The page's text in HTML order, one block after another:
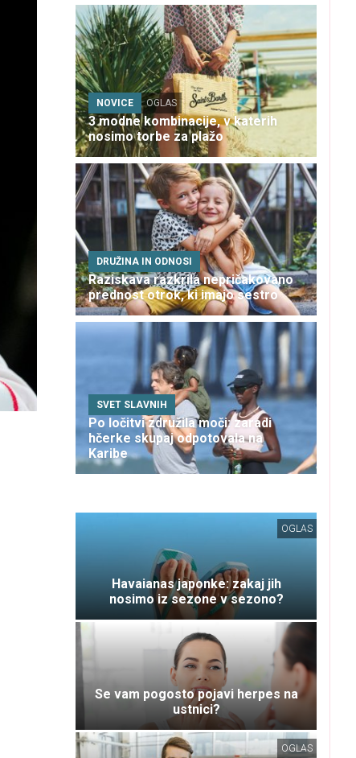
NOVICE OGLAS
3 modne kombinacije, v katerih
nosimo torbe za plažo
DRUŽINA IN ODNOSI
Raziskava razkrila nepričakovano
prednost otrok, ki imajo sestro
SVET SLAVNIH
Po ločitvi združila moči: zaradi
hčerke skupaj odpotovala na
Karibe
OGLAS
Havaianas japonke: zakaj jih
nosimo iz sezone v sezono?
Se vam pogosto pojavi herpes na
ustnici?
OGLAS